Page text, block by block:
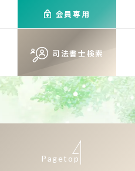
司法書士検索
会員専用
Pagetop